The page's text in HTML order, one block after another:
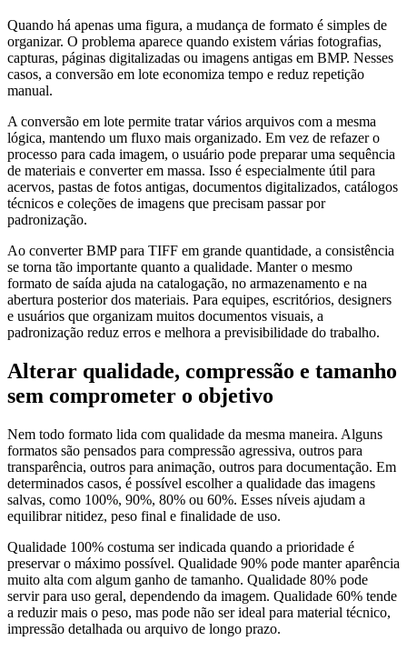
Quando há apenas uma figura, a mudança de formato é simples de
organizar. O problema aparece quando existem várias fotografias,
capturas, páginas digitalizadas ou imagens antigas em BMP. Nesses
casos, a conversão em lote economiza tempo e reduz repetição
manual.
A conversão em lote permite tratar vários arquivos com a mesma
lógica, mantendo um fluxo mais organizado. Em vez de refazer o
processo para cada imagem, o usuário pode preparar uma sequência
de materiais e converter em massa. Isso é especialmente útil para
acervos, pastas de fotos antigas, documentos digitalizados, catálogos
técnicos e coleções de imagens que precisam passar por
padronização.
Ao converter BMP para TIFF em grande quantidade, a consistência
se torna tão importante quanto a qualidade. Manter o mesmo
formato de saída ajuda na catalogação, no armazenamento e na
abertura posterior dos materiais. Para equipes, escritórios, designers
e usuários que organizam muitos documentos visuais, a
padronização reduz erros e melhora a previsibilidade do trabalho.
Alterar qualidade, compressão e tamanho
sem comprometer o objetivo
Nem todo formato lida com qualidade da mesma maneira. Alguns
formatos são pensados para compressão agressiva, outros para
transparência, outros para animação, outros para documentação. Em
determinados casos, é possível escolher a qualidade das imagens
salvas, como 100%, 90%, 80% ou 60%. Esses níveis ajudam a
equilibrar nitidez, peso final e finalidade de uso.
Qualidade 100% costuma ser indicada quando a prioridade é
preservar o máximo possível. Qualidade 90% pode manter aparência
muito alta com algum ganho de tamanho. Qualidade 80% pode
servir para uso geral, dependendo da imagem. Qualidade 60% tende
a reduzir mais o peso, mas pode não ser ideal para material técnico,
impressão detalhada ou arquivo de longo prazo.